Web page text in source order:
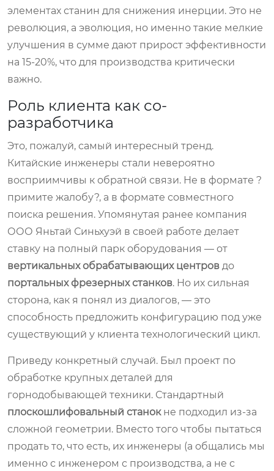
элементах станин для снижения инерции. Это не
революция, а эволюция, но именно такие мелкие
улучшения в сумме дают прирост эффективности
на 15-20%, что для производства критически
важно.
Роль клиента как со-
разработчика
Это, пожалуй, самый интересный тренд.
Китайские инженеры стали невероятно
восприимчивы к обратной связи. Не в формате ?
примите жалобу?, а в формате совместного
поиска решения. Упомянутая ранее компания
ООО Яньтай Синьхуэй в своей работе делает
ставку на полный парк оборудования — от
вертикальных обрабатывающих центров до
портальных фрезерных станков. Но их сильная
сторона, как я понял из диалогов, — это
способность предложить конфигурацию под уже
существующий у клиента технологический цикл.
Приведу конкретный случай. Был проект по
обработке крупных деталей для
горнодобывающей техники. Стандартный
плоскошлифовальный станокне подходил из-за
сложной геометрии. Вместо того чтобы пытаться
продать то, что есть, их инженеры (а общались мы
именно с инженером с производства, а не с